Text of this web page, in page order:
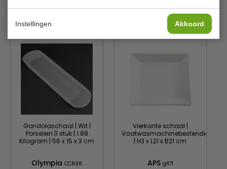
Instellingen Akkoord
Is dit iets voor jou?
Gondolaschaal | Wit |
Porselein |1 stuk | 1.88
Kilogram | 56 x 15 x 3 cm
Olympia CC898
Vierkante schaal |
Vaatwasmachinebestendig
| H3 x L21 x B21 cm
APS gf171